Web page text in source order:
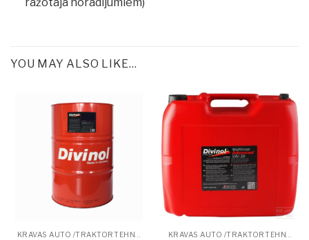
YOU MAY ALSO LIKE…